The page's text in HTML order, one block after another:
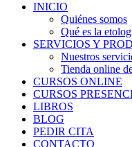
INICIO
Quiénes somos
Qué es la
SERVICIOS Y
Nuestros
Tienda online
CURSOS ONLINE
CURSOS
LIBROS
BLOG
PEDIR CITA
CONTACTO